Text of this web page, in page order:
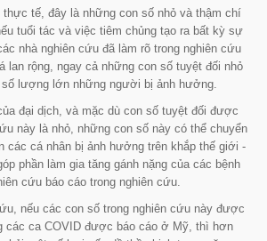
thực tế, đây là những con số nhỏ và thậm chí
tuổi tác và việc tiêm chủng tạo ra bất kỳ sự
nhà nghiên cứu đã làm rõ trong nghiên cứu
lan rộng, ngay cả những con số tuyệt đối nhỏ
số lượng lớn những người bị ảnh hưởng.
đại dịch, và mặc dù con số tuyệt đối được
này là nhỏ, những con số này có thể chuyển
các cá nhân bị ảnh hưởng trên khắp thế giới -
phần làm gia tăng gánh nặng của các bệnh
cứu báo cáo trong nghiên cứu.
nếu các con số trong nghiên cứu này được
các ca COVID được báo cáo ở Mỹ, thì hơn